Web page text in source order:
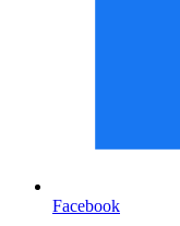
Facebook